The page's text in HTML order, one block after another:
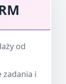
od
zadania i